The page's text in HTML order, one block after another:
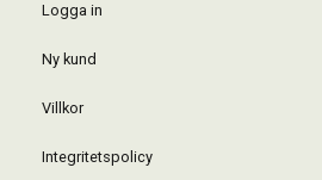
Logga in
Ny kund
Villkor
Integritetspolicy